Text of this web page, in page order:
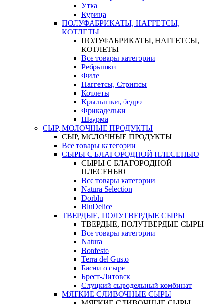
Утка
Курица
ПОЛУФАБРИКАТЫ, НАГГЕТСЫ,
КОТЛЕТЫ
ПОЛУФАБРИКАТЫ, НАГГЕТСЫ,
КОТЛЕТЫ
Все товары категории
Ребрышки
Филе
Наггетсы, Стрипсы
Котлеты
Крылышки, бедро
Фрикадельки
Шаурма
СЫР, МОЛОЧНЫЕ ПРОДУКТЫ
СЫР, МОЛОЧНЫЕ ПРОДУКТЫ
Все товары категории
СЫРЫ С БЛАГОРОДНОЙ ПЛЕСЕНЬЮ
СЫРЫ С БЛАГОРОДНОЙ
ПЛЕСЕНЬЮ
Все товары категории
Natura Selection
Dorblu
BluDelice
ТВЕРДЫЕ, ПОЛУТВЕРДЫЕ СЫРЫ
ТВЕРДЫЕ, ПОЛУТВЕРДЫЕ СЫРЫ
Все товары категории
Natura
Bonfesto
Terra del Gusto
Басни о сыре
Брест-Литовск
Слуцкий сыродельный комбинат
МЯГКИЕ СЛИВОЧНЫЕ СЫРЫ